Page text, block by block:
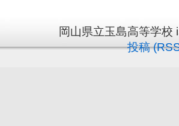
岡山県立玉島高等学
投稿